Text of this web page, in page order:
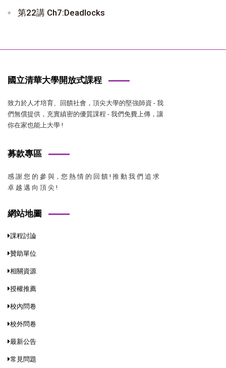
第22講 Ch7:Deadlocks
國立清華大學開放式課程
致力於人才培育、回饋社會，頂尖大學的堅強師資 - 我
們無償提供，充實縝密的優質課程 - 我們免費上傳，讓
你在家也能上大學 !
募款專區
感 謝 您 的 參 與，您 熱 情 的 回 饋 ! 推 動 我 們 追 求
卓 越 邁 向 頂 尖 !
網站地圖
課程討論
贊助單位
相關資源
授權推薦
校內問卷
校外問卷
最新公告
常見問題